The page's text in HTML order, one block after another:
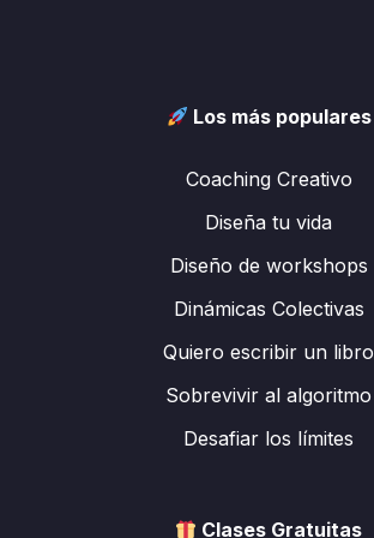
Los más populares
Coaching Creativo
Diseña tu vida
Diseño de workshops
Dinámicas Colectivas
Quiero escribir un libro
Sobrevivir al algoritmo
Desafiar los límites
Clases Gratuitas